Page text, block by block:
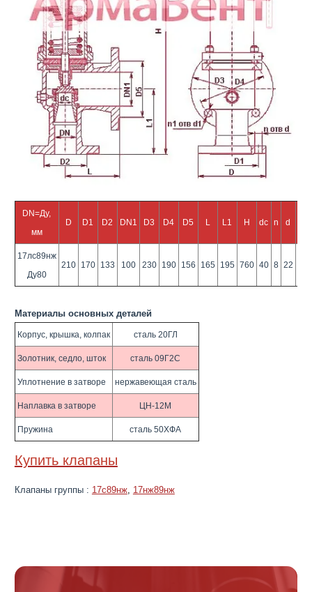
DN=Ду,
мм
D D1 D2 DN1 D3 D4 D5 L L1 H dc n d
17лс89нж
Ду80
210 170 133 100 230 190 156 165 195 760 40 8 22
Материалы основных деталей
Корпус, крышка, колпак сталь 20ГЛ
Золотник, седло, шток сталь 09Г2С
Уплотнение в затворе нержавеющая сталь
Наплавка в затворе ЦН-12М
Пружина сталь 50ХФА
Купить клапаны
Клапаны группы : 17с89нж, 17нж89нж